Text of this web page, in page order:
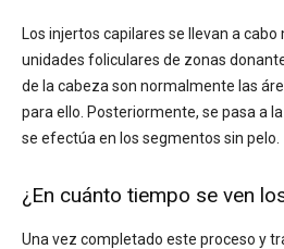
Los injertos capilares se llevan a
unidades foliculares de zonas
de la cabeza son normalmente las
para ello. Posteriormente, se pasa a
se efectúa en los segmentos sin pelo.
¿En cuánto tiempo se ven
Una vez completado este proceso y